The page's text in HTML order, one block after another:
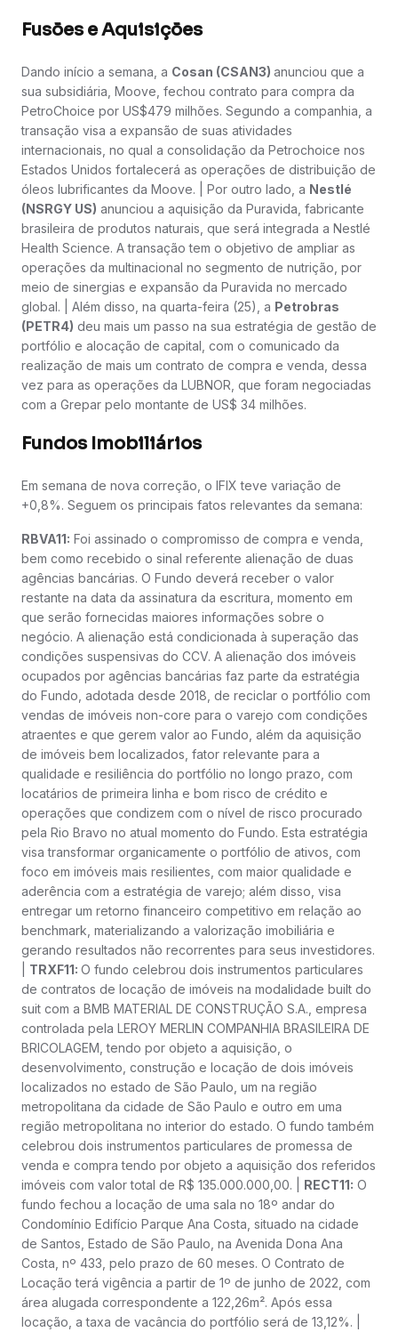
Fusões e Aquisições
Dando início a semana, a Cosan (CSAN3) anunciou que a
sua subsidiária, Moove, fechou contrato para compra da
PetroChoice por US$479 milhões. Segundo a companhia, a
transação visa a expansão de suas atividades
internacionais, no qual a consolidação da Petrochoice nos
Estados Unidos fortalecerá as operações de distribuição de
óleos lubrificantes da Moove. | Por outro lado, a Nestlé
(NSRGY US) anunciou a aquisição da Puravida, fabricante
brasileira de produtos naturais, que será integrada a Nestlé
Health Science. A transação tem o objetivo de ampliar as
operações da multinacional no segmento de nutrição, por
meio de sinergias e expansão da Puravida no mercado
global. | Além disso, na quarta-feira (25), a Petrobras
(PETR4) deu mais um passo na sua estratégia de gestão de
portfólio e alocação de capital, com o comunicado da
realização de mais um contrato de compra e venda, dessa
vez para as operações da LUBNOR, que foram negociadas
com a Grepar pelo montante de US$ 34 milhões.
Fundos Imobiliários
Em semana de nova correção, o IFIX teve variação de
+0,8%. Seguem os principais fatos relevantes da semana:
RBVA11: Foi assinado o compromisso de compra e venda,
bem como recebido o sinal referente alienação de duas
agências bancárias. O Fundo deverá receber o valor
restante na data da assinatura da escritura, momento em
que serão fornecidas maiores informações sobre o
negócio. A alienação está condicionada à superação das
condições suspensivas do CCV. A alienação dos imóveis
ocupados por agências bancárias faz parte da estratégia
do Fundo, adotada desde 2018, de reciclar o portfólio com
vendas de imóveis non-core para o varejo com condições
atraentes e que gerem valor ao Fundo, além da aquisição
de imóveis bem localizados, fator relevante para a
qualidade e resiliência do portfólio no longo prazo, com
locatários de primeira linha e bom risco de crédito e
operações que condizem com o nível de risco procurado
pela Rio Bravo no atual momento do Fundo. Esta estratégia
visa transformar organicamente o portfólio de ativos, com
foco em imóveis mais resilientes, com maior qualidade e
aderência com a estratégia de varejo; além disso, visa
entregar um retorno financeiro competitivo em relação ao
benchmark, materializando a valorização imobiliária e
gerando resultados não recorrentes para seus investidores.
TRXF11: O fundo celebrou dois instrumentos particulares
de contratos de locação de imóveis na modalidade built do
suit com a BMB MATERIAL DE CONSTRUÇÃO S.A., empresa
controlada pela LEROY MERLIN COMPANHIA BRASILEIRA DE
BRICOLAGEM, tendo por objeto a aquisição, o
desenvolvimento, construção e locação de dois imóveis
localizados no estado de São Paulo, um na região
metropolitana da cidade de São Paulo e outro em uma
região metropolitana no interior do estado. O fundo também
celebrou dois instrumentos particulares de promessa de
venda e compra tendo por objeto a aquisição dos referidos
imóveis com valor total de R$ 135.000.000,00. | RECT11: O
fundo fechou a locação de uma sala no 18º andar do
Condomínio Edifício Parque Ana Costa, situado na cidade
de Santos, Estado de São Paulo, na Avenida Dona Ana
Costa, nº 433, pelo prazo de 60 meses. O Contrato de
Locação terá vigência a partir de 1º de junho de 2022, com
área alugada correspondente a 122,26m². Após essa
locação, a taxa de vacância do portfólio será de 13,12%. |